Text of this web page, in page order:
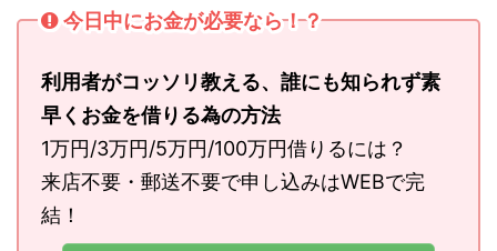
今日中にお金が必要なら！？
利用者がコッソリ教える、誰にも知られず素
早くお金を借りる為の方法
1万円/3万円/5万円/100万円借りるには？
来店不要・郵送不要で申し込みはWEBで完
結！